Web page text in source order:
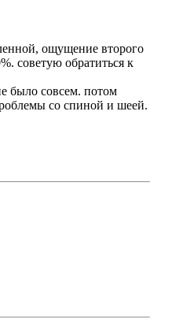
ощущение второго
советую обратиться к
было совсем. потом
со спиной и шеей.